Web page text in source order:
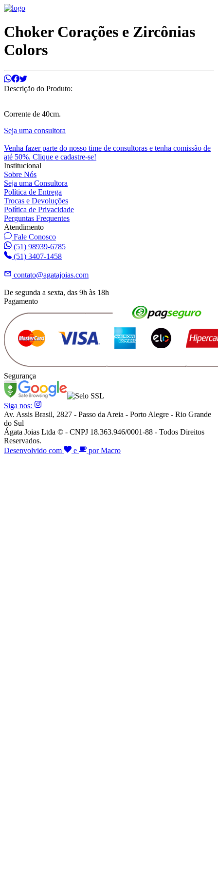
Choker Corações e Zircônias
Colors
Descrição do Produto:
Corrente de 40cm.
Seja uma consultora
Venha fazer parte do nosso time de consultoras e tenha comissão de
até 50%. Clique e cadastre-se!
Institucional
Sobre Nós
Seja uma Consultora
Política de Entrega
Trocas e Devoluções
Política de Privacidade
Perguntas Frequentes
Atendimento
Fale Conosco
(51) 98939-6785
(51) 3407-1458
contato@agatajoias.com
De segunda a sexta, das 9h às 18h
Pagamento
Segurança
Siga nos:
Av. Assis Brasil, 2827 - Passo da Areia - Porto Alegre - Rio Grande
do Sul
Ágata Joias Ltda © - CNPJ 18.363.946/0001-88 - Todos Direitos
Reservados.
Desenvolvido com
e por Macro